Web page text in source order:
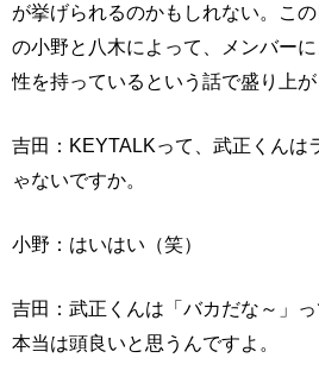
が挙げられるのかもしれない。こ
の小野と八木によって、メンバー
性を持っているという話で盛り上が
吉田：KEYTALKって、武正くんは
ゃないですか。
小野：はいはい（笑）
吉田：武正くんは「バカだな～」っ
本当は頭良いと思うんですよ。